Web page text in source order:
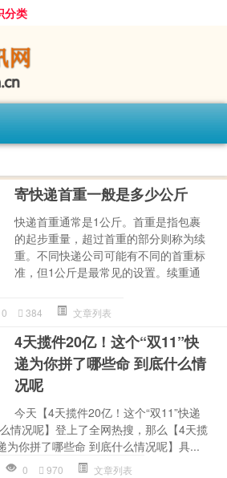
分类
寄快递首重一般是多少公斤
快递首重通常是1公斤。首重是指包裹
的起步重量，超过首重的部分则称为续
重。不同快递公司可能有不同的首重标
准，但1公斤是最常见的设置。续重通
0 384 文章列表
4天揽件20亿！这个“双11”快
递为你拼了哪些命 到底什么情
况呢
今天【4天揽件20亿！这个“双11”快递
情况呢】登上了全网热搜，那么【4天揽
为你拼了哪些命 到底什么情况呢】具...
0 970 文章列表